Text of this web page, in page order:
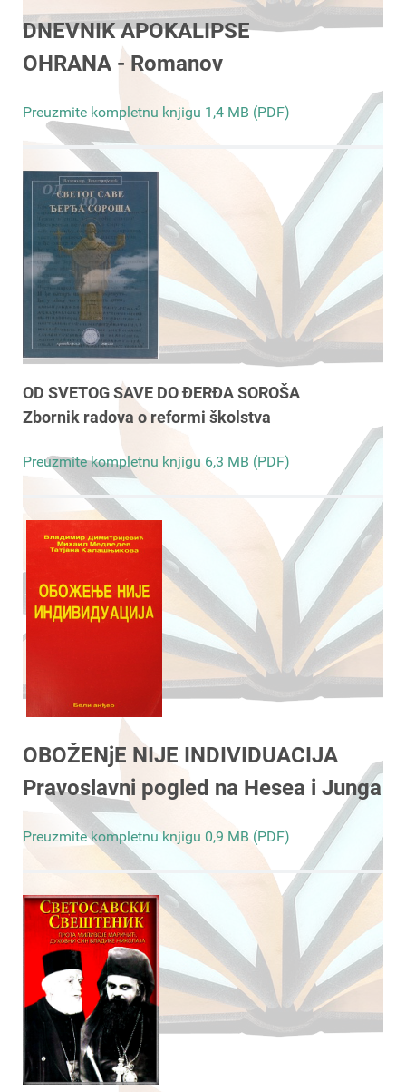
DNEVNIK APOKALIPSE
OHRANA - Romanov
Preuzmite kompletnu knjigu 1,4 MB (PDF)
OD SVETOG SAVE DO ĐERĐA SOROŠA
Zbornik radova o reformi školstva
Preuzmite kompletnu knjigu 6,3 MB (PDF)
OBOŽENjE NIJE INDIVIDUACIJA
Pravoslavni pogled na Hesea i Junga
Preuzmite kompletnu knjigu 0,9 MB (PDF)